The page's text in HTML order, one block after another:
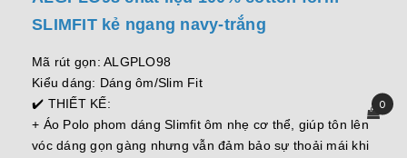
0
SLIMFIT kẻ ngang navy-trắng
Mã rút gọn: ALGPLO98
Kiểu dáng: Dáng ôm/Slim Fit
✔️ THIẾT KẾ:
+ Áo Polo phom dáng Slimfit ôm nhẹ cơ thể, giúp tôn lên
vóc dáng gọn gàng nhưng vẫn đảm bảo sự thoải mái khi